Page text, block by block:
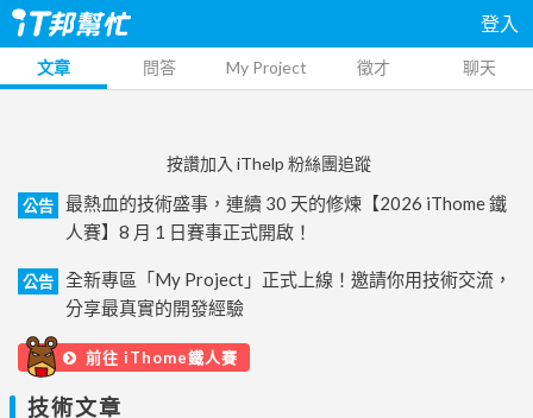
登入
文章 問答 My Project 徵才 聊天
按讚加入 iThelp 粉絲團追蹤
公告
最熱血的技術盛事，連續 30 天的修煉【2026 iThome 鐵
人賽】8 月 1 日賽事正式開啟！
公告
全新專區「My Project」正式上線！邀請你用技術交流，
分享最真實的開發經驗
前往 iThome鐵人賽
技術文章